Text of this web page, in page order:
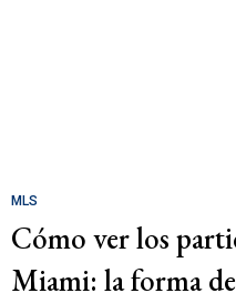
MLS
Cómo ver los
Miami: la forma